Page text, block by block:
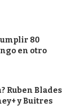
80
en otro
Ruben Blades
y Buitres